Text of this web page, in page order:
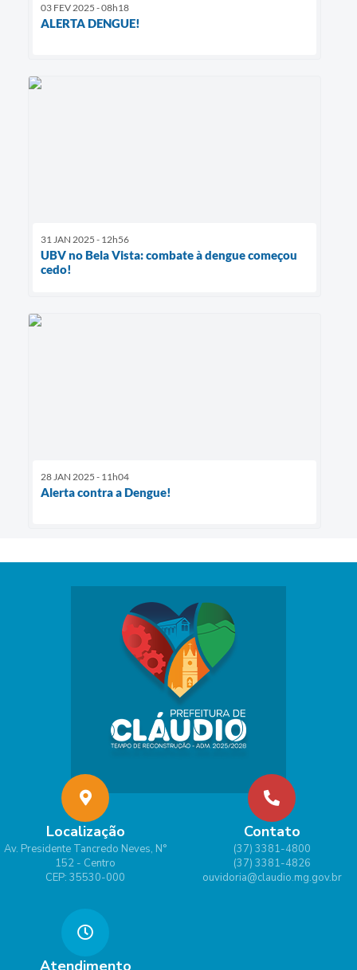
03 FEV 2025 - 08h18
ALERTA DENGUE!
31 JAN 2025 - 12h56
UBV no Bela Vista: combate à dengue começou
cedo!
28 JAN 2025 - 11h04
Alerta contra a Dengue!
Localização
Av. Presidente Tancredo Neves, N°
152 - Centro
CEP: 35530-000
Contato
(37) 3381-4800
(37) 3381-4826
ouvidoria@claudio.mg.gov.br